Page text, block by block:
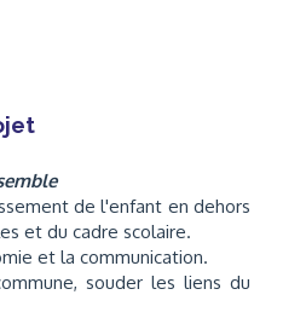
de l'enfant en dehors
et du cadre scolaire.
et la communication.
souder les liens du